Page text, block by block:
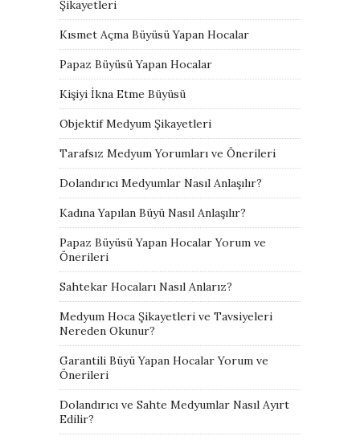
Şikayetleri
Kısmet Açma Büyüsü Yapan Hocalar
Papaz Büyüsü Yapan Hocalar
Kişiyi İkna Etme Büyüsü
Objektif Medyum Şikayetleri
Tarafsız Medyum Yorumları ve Önerileri
Dolandırıcı Medyumlar Nasıl Anlaşılır?
Kadına Yapılan Büyü Nasıl Anlaşılır?
Papaz Büyüsü Yapan Hocalar Yorum ve
Önerileri
Sahtekar Hocaları Nasıl Anlarız?
Medyum Hoca Şikayetleri ve Tavsiyeleri
Nereden Okunur?
Garantili Büyü Yapan Hocalar Yorum ve
Önerileri
Dolandırıcı ve Sahte Medyumlar Nasıl Ayırt
Edilir?